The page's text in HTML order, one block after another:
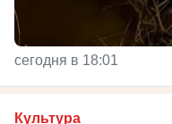
сегодня в 18:01
Культура